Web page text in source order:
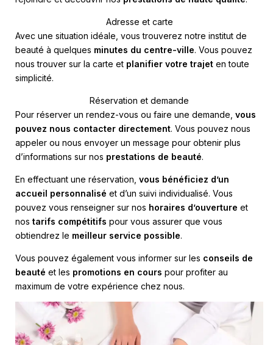
Adresse et carte
Avec une situation idéale, vous trouverez notre institut de
beauté à quelques minutes du centre-ville. Vous pouvez
nous trouver sur la carte et planifier votre trajet en toute
simplicité.
Réservation et demande
Pour réserver un rendez-vous ou faire une demande, vous
pouvez nous contacter directement. Vous pouvez nous
appeler ou nous envoyer un message pour obtenir plus
d’informations sur nos prestations de beauté.
En effectuant une réservation, vous bénéficiez d’un
accueil personnalisé et d’un suivi individualisé. Vous
pouvez vous renseigner sur nos horaires d’ouverture et
nos tarifs compétitifs pour vous assurer que vous
obtiendrez le meilleur service possible.
Vous pouvez également vous informer sur les conseils de
beauté et les promotions en cours pour profiter au
maximum de votre expérience chez nous.